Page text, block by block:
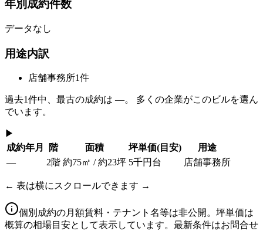
年別成約件数
データなし
用途内訳
店舗事務所1件
過去1件中、最古の成約は —。 多くの企業がこのビルを選ん
でいます。
▶
成約年月
階 面積 坪単価(目安)
用途
—
2階 約75㎡ / 約23坪 5千円台 店舗事務所
← 表は横にスクロールできます →
個別成約の月額賃料・テナント名等は非公開。坪単価は
概算の相場目安として表示しています。最新条件はお問合せ